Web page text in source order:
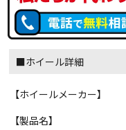
■ホイール詳細
【ホイールメーカー】
【製品名】